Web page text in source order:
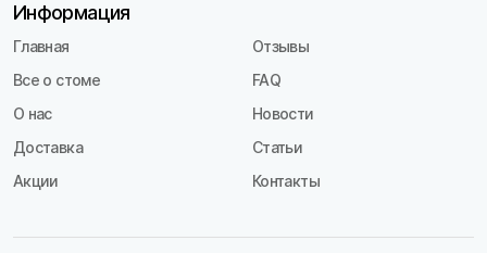
Информация
Главная
Все о стоме
О нас
Доставка
Акции
Отзывы
FAQ
Новости
Статьи
Контакты